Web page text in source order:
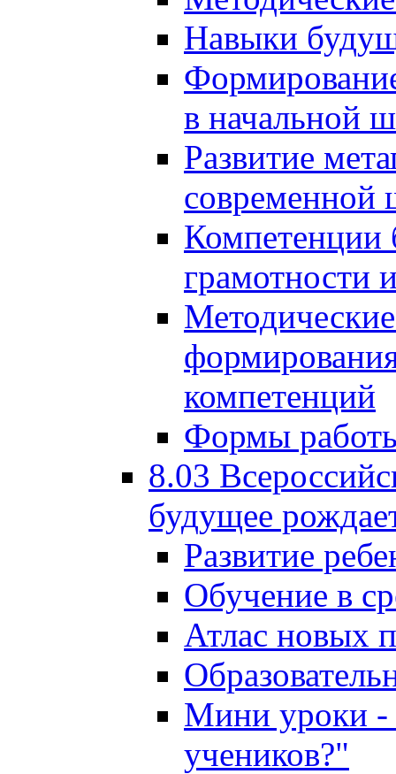
Навыки
в начальной
Развитие
современной
Компетенции
грамотности
компетенций
Формы
8.03
будущее
Развитие
Обучение в
Атлас новых
Мини уроки -
учеников?"